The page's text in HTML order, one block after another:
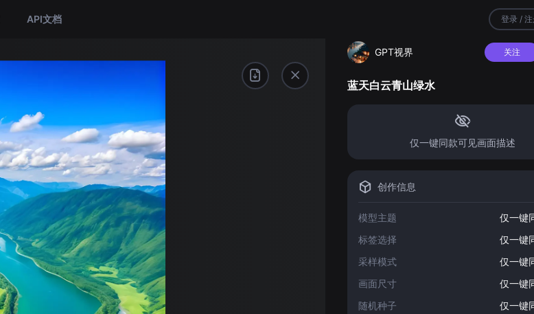
API文档 登录 /
GPT视界 关注
蓝天白云青山绿水
仅一键同款可见画面描述
创作信息
模型主题
仅一键
标签选择
仅一键
采样模式
仅一键
画面尺寸
仅一键
随机种子
仅一键